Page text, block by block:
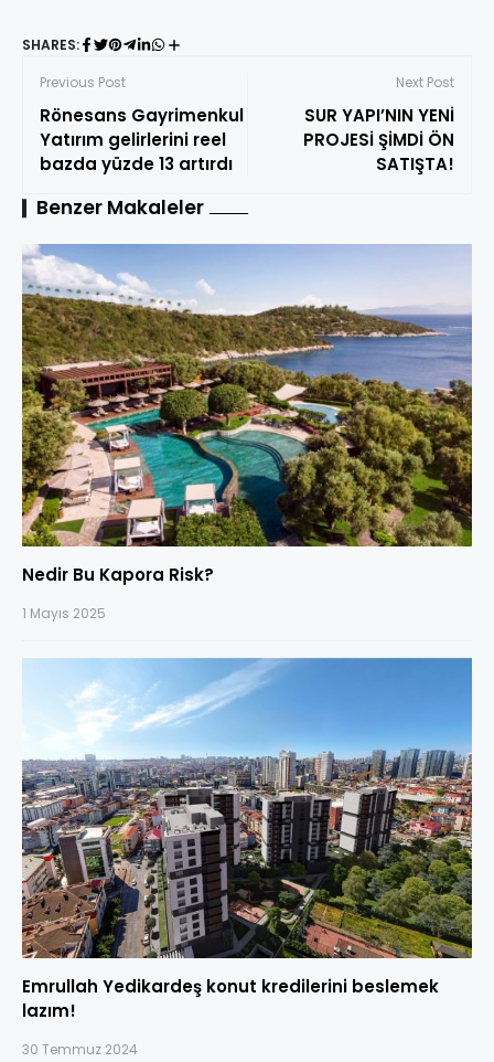
SHARES:
Previous Post
Rönesans Gayrimenkul
Yatırım gelirlerini reel
bazda yüzde 13 artırdı
Next Post
SUR YAPI’NIN YENİ
PROJESİ ŞİMDİ ÖN
SATIŞTA!
Benzer Makaleler
Nedir Bu Kapora Risk?
1 Mayıs 2025
Emrullah Yedikardeş konut kredilerini beslemek
lazım!
30 Temmuz 2024